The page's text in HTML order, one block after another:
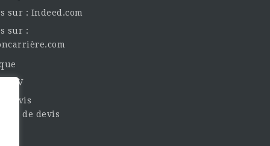
sur : Indeed.com
sur :
CV
Devis
de devis